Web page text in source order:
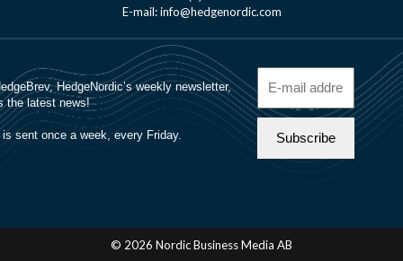
E-mail: info@hedgenordic.com
© 2026 Nordic Business Media AB